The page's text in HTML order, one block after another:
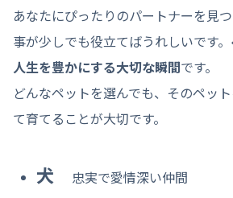
あなたにぴったりのパートナーを見
事が少しでも役立てばうれしいです。
人生を豊かにする大切な瞬間です。
どんなペットを選んでも、そのペッ
て育てることが大切です。
犬 忠実で愛情深い仲間